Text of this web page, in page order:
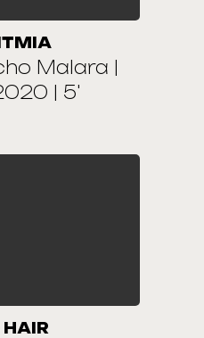
Malara |
| 5'
HAIR